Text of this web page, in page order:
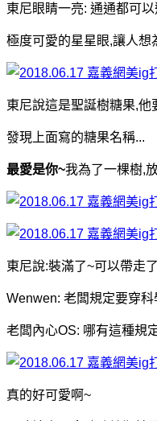
東尼眼睛一亮: 通通都可
極度可愛的星星眼,讓人想
東尼說這是聖誕樹糖果,他
發現上面寫的糖果名稱...
最愛是你~我為了一棵樹,
東尼說:裝滿了~可以帶走
Wenwen: 老闆規定要穿
老闆內心OS: 哪有這種規
真的好可愛啊~